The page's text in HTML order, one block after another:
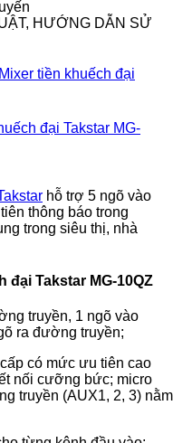
HƯỚNG DẪN SỬ
hỗ trợ 5 ngõ vào
thông báo trong
trong siêu thị, nhà
đại Takstar MG-10QZ
truyền, 1 ngõ vào
ra đường truyền;
có mức ưu tiên cao
nối cưỡng bức; micro
truyền (AUX1, 2, 3) nằm